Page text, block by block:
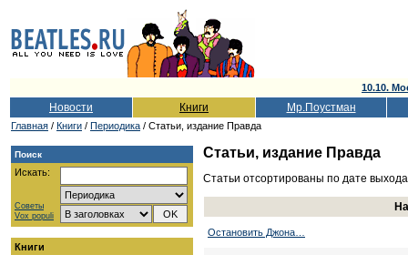
10.10.
Новости Книги Мр.Поустман
Главная / Книги / Периодика / Статьи, издание Правда
Поиск
Искать:
Советы
Vox populi
Книги
Статьи, издание Правда
Статьи отсортированы по дате
Остановить Джона…